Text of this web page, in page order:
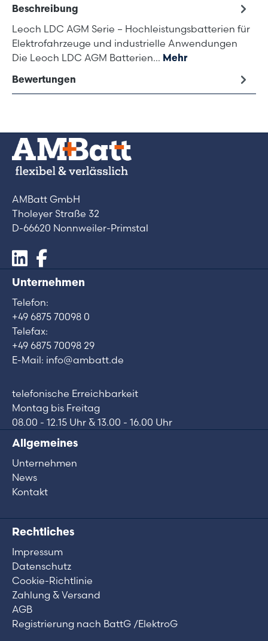
Beschreibung
Leoch LDC AGM Serie – Hochleistungsbatterien für
Elektrofahrzeuge und industrielle Anwendungen
Die Leoch LDC AGM Batterien… Mehr
Bewertungen
AMBatt GmbH
Tholeyer Straße 32
D-66620 Nonnweiler-Primstal
Unternehmen
Telefon:
+49 6875 70098 0
Telefax:
+49 6875 70098 29
E-Mail: info@ambatt.de
telefonische Erreichbarkeit
Montag bis Freitag
08.00 - 12.15 Uhr & 13.00 - 16.00 Uhr
Allgemeines
Unternehmen
News
Kontakt
Rechtliches
Impressum
Datenschutz
Cookie-Richtlinie
Zahlung & Versand
AGB
Registrierung nach BattG /ElektroG